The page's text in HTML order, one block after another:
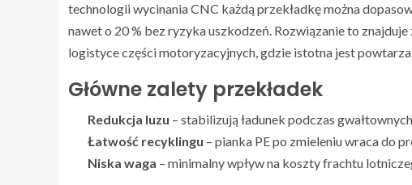
technologii wycinania CNC każdą przekładkę można
nawet o 20 % bez ryzyka uszkodzeń. Rozwiązanie to
logistyce części motoryzacyjnych, gdzie istotna jest
Główne zalety przekładek
Redukcja luzu – stabilizują ładunek podczas
Łatwość recyklingu – pianka PE po zmieleniu wraca do
Niska waga – minimalny wpływ na koszty frachtu